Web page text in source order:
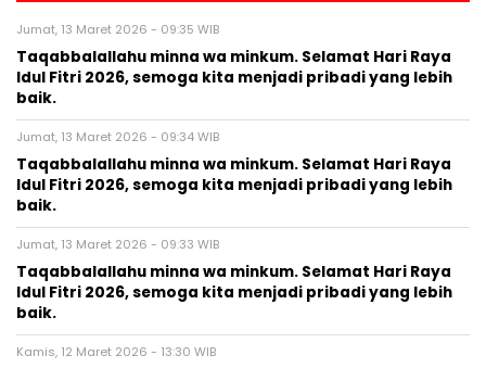
Jumat, 13 Maret 2026 - 09:35 WIB
Taqabbalallahu minna wa minkum. Selamat Hari Raya
Idul Fitri 2026, semoga kita menjadi pribadi yang lebih
baik.
Jumat, 13 Maret 2026 - 09:34 WIB
Taqabbalallahu minna wa minkum. Selamat Hari Raya
Idul Fitri 2026, semoga kita menjadi pribadi yang lebih
baik.
Jumat, 13 Maret 2026 - 09:33 WIB
Taqabbalallahu minna wa minkum. Selamat Hari Raya
Idul Fitri 2026, semoga kita menjadi pribadi yang lebih
baik.
Kamis, 12 Maret 2026 - 13:30 WIB